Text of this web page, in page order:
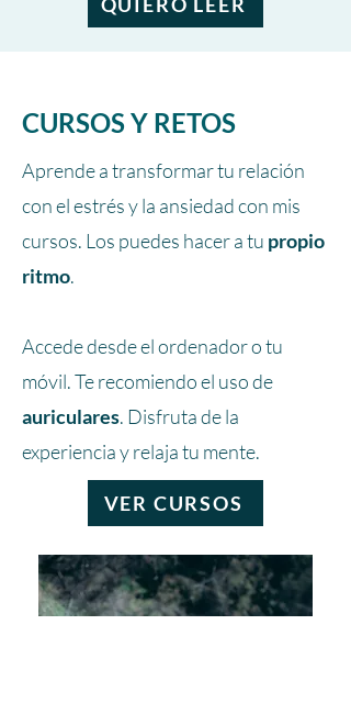
CURSOS Y RETOS
Aprende a transformar tu relación
con el estrés y la ansiedad con mis
cursos. Los puedes hacer a tu propio
ritmo.
Accede desde el ordenador o tu
móvil. Te recomiendo el uso de
auriculares. Disfruta de la
experiencia y relaja tu mente.
VER CURSOS